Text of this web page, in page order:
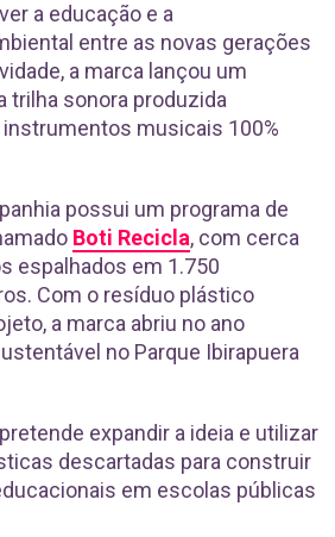
a educação e a
entre as novas gerações
a marca lançou um
trilha sonora produzida
musicais 100%
possui um programa de
Boti Recicla, com cerca
espalhados em 1.750
Com o resíduo plástico
a marca abriu no ano
no Parque Ibirapuera
pretende expandir a ideia e utilizar
descartadas para construir
em escolas públicas